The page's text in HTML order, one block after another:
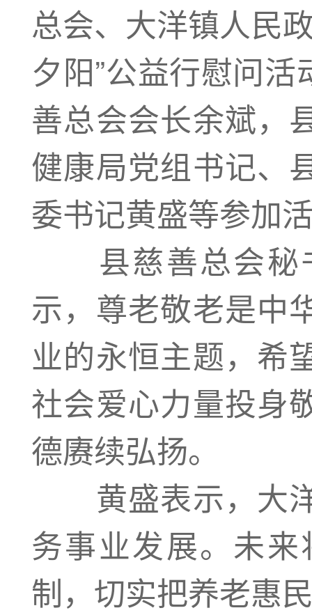
总会、大洋镇人民
夕阳”公益行慰问
善总会会长余斌，
健康局党组书记、
委书记黄盛等参加
县慈善总会秘
示，尊老敬老是中
业的永恒主题，希
社会爱心力量投身
德赓续弘扬。
黄盛表示，大洋
务事业发展。未
制，切实把养老惠